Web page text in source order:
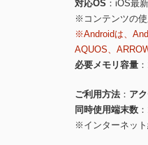
対応OS
iOS最
※コンテンツの
※Androidは、
AQUOS、
必要メモリ容量
ご利用方法
ア
同時使用端末数
※インターネッ